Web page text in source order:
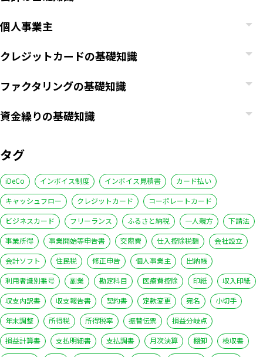
個人事業主
クレジットカードの基礎知識
ファクタリングの基礎知識
資金繰りの基礎知識
タグ
iDeCo インボイス制度 インボイス見積書
カード払い
キャッシュフロー
クレジットカード
コーポレートカード
ビジネスカード
フリーランス ふるさと納税 一人親方
下請法
事業所得
事業開始等申告書 交際費 仕入控除税額
会社設立
会計ソフト
住民税 修正申告 個人事業主
出納帳
利用者識別番号
副業 勘定科目 医療費控除 印紙
収入印紙
収支内訳書
収支報告書 契約書 定款変更 宛名
小切手
年末調整
所得税 所得税率 振替伝票
損益分岐点
損益計算書
支払明細書 支払調書 月次決算 棚卸
検収書